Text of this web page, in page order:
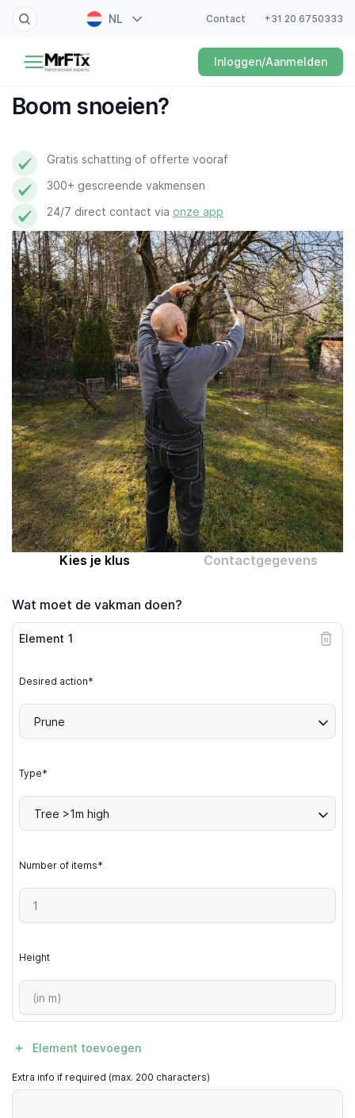
NL
ES
Contact +31 20 6750333
Inloggen/Aanmelden
Schilder
Elektricien
Loodgieter
Slotenmaker
Witgoedmonteur
Hovenier
Schoonmaker
Computer expert
Help
Over MrFix
Log in als vakman
Boom snoeien?
Gratis schatting of offerte vooraf
300+ gescreende vakmensen
24/7 direct contact via onze app
Kies je klus Contactgegevens
Wat moet de vakman doen?
Element 1
Desired action*
Prune
Type*
Tree >1m high
Number of items*
Height
Element toevoegen
Extra info if required (max. 200 characters)